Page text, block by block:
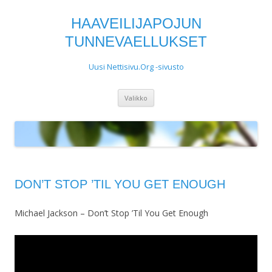
HAAVEILIJAPOJUN
TUNNEVAELLUKSET
Uusi Nettisivu.Org -sivusto
Valikko
DON’T STOP ’TIL YOU GET ENOUGH
Michael Jackson – Don’t Stop ’Til You Get Enough